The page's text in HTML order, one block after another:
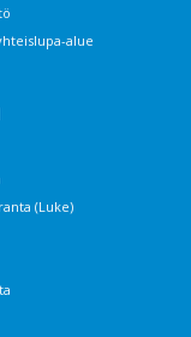
alue
(Luke)